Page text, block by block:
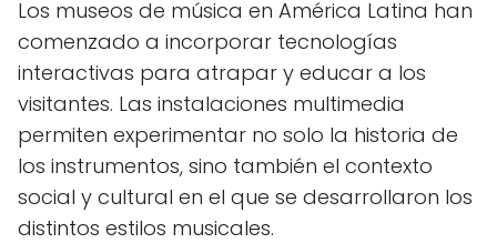
Los museos de música en América Latina han
comenzado a incorporar tecnologías
interactivas para atrapar y educar a los
visitantes. Las instalaciones multimedia
permiten experimentar no solo la historia de
los instrumentos, sino también el contexto
social y cultural en el que se desarrollaron los
distintos estilos musicales.